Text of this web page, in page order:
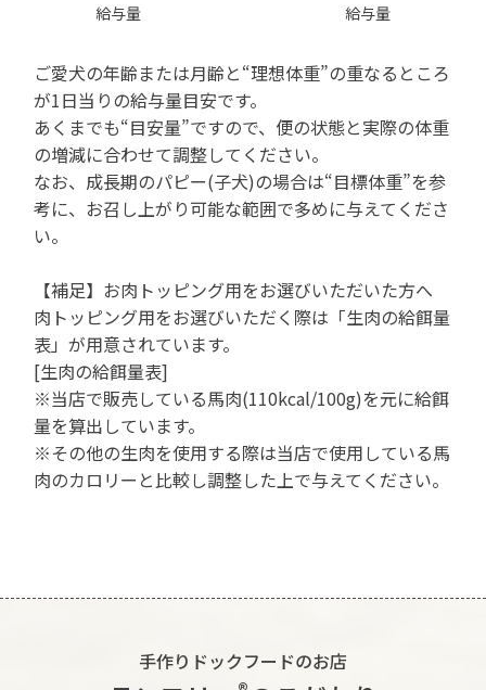
給与量 給与量
ご愛犬の年齢または月齢と“理想体重”の重なるところ
が1日当りの給与量目安です。
あくまでも“目安量”ですので、便の状態と実際の体重
の増減に合わせて調整してください。
なお、成長期のパピー(子犬)の場合は“目標体重”を参
考に、お召し上がり可能な範囲で多めに与えてくださ
い。
【補足】お肉トッピング用をお選びいただいた方へ
肉トッピング用をお選びいただく際は「生肉の給餌量
表」が用意されています。
[生肉の給餌量表]
※当店で販売している馬肉(110kcal/100g)を元に給餌
量を算出しています。
※その他の生肉を使用する際は当店で使用している馬
肉のカロリーと比較し調整した上で与えてください。
手作りドックフードのお店